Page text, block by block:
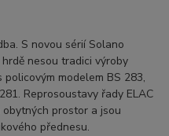
S novou sérií Solano
nesou tradici výroby
modelem BS 283,
Reprosoustavy řady ELAC
prostor a jsou
přednesu.